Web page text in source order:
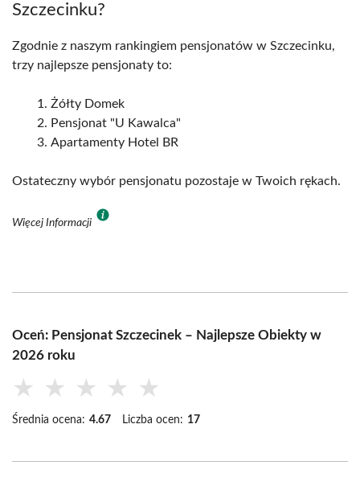
Szczecinku?
Zgodnie z naszym rankingiem pensjonatów w Szczecinku,
trzy najlepsze pensjonaty to:
Żółty Domek
Pensjonat "U Kawalca"
Apartamenty Hotel BR
Ostateczny wybór pensjonatu pozostaje w Twoich rękach.
Więcej Informacji
Oceń: Pensjonat Szczecinek – Najlepsze Obiekty w
2026 roku
★ ★ ★ ★ ★
Średnia ocena: 4.67 Liczba ocen: 17